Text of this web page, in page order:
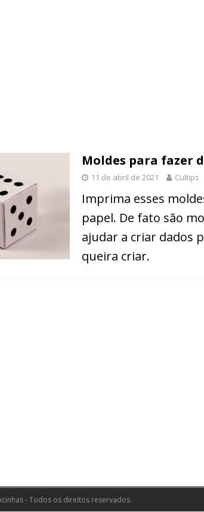
Moldes para fazer
11 de abril de 2021 Cultips
Imprima esses
papel. De fato são
ajudar a criar dados
queira criar.
- Todos os direitos reservados.